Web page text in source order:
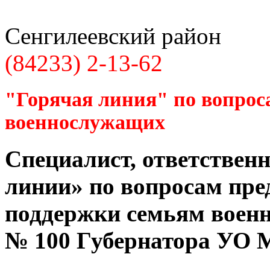
Сенгилеевский район
(84233) 2-13-62
"Горячая линия" по
военнослужащих
Специалист,
линии» по вопросам
поддержки семьям
№ 100 Губернатора УО